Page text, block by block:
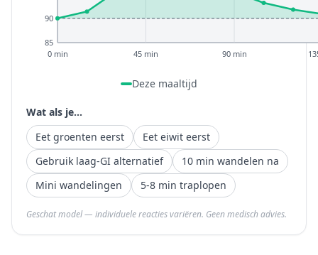
85
90
0 min 45 min 90 min
Deze maaltijd
Wat als je...
Eet groenten eerst
Eet eiwit eerst
Gebruik laag-GI alternatief
10 min wandelen na
Mini wandelingen
5-8 min traplopen
Geschat model — individuele reacties variëren. Geen medisch advies.